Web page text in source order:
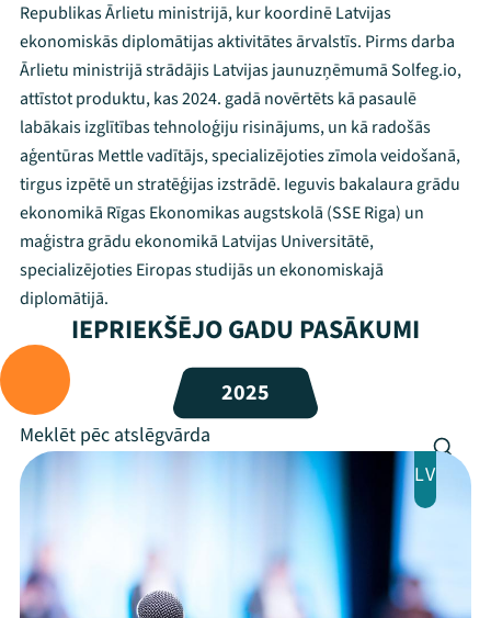
Mana programma
Programma
Arhīvs
Viņi bija LAMPĀ 2026
Veikals
Republikas Ārlietu ministrijā, kur koordinē Latvijas
ekonomiskās diplomātijas aktivitātes ārvalstīs. Pirms darba
Ārlietu ministrijā strādājis Latvijas jaunuzņēmumā Solfeg.io,
attīstot produktu, kas 2024. gadā novērtēts kā pasaulē
labākais izglītības tehnoloģiju risinājums, un kā radošās
aģentūras Mettle vadītājs, specializējoties zīmola veidošanā,
tirgus izpētē un stratēģijas izstrādē. Ieguvis bakalaura grādu
ekonomikā Rīgas Ekonomikas augstskolā (SSE Riga) un
maģistra grādu ekonomikā Latvijas Universitātē,
specializējoties Eiropas studijās un ekonomiskajā
diplomātijā.
IEPRIEKŠĒJO GADU PASĀKUMI
2025
LV